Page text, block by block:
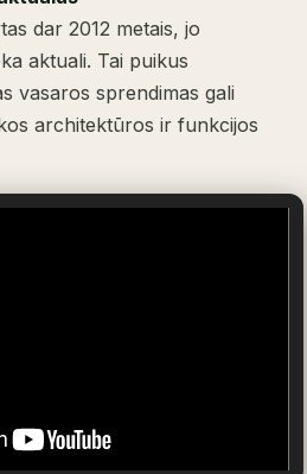
dar 2012 metais, jo
aktuali. Tai puikus
vasaros sprendimas gali
architektūros ir funkcijos